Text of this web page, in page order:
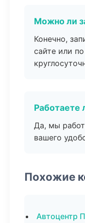
Можно ли
Конечно,
сайте или
Работаете
Да, мы
вашего
Похожие
Автоцентр